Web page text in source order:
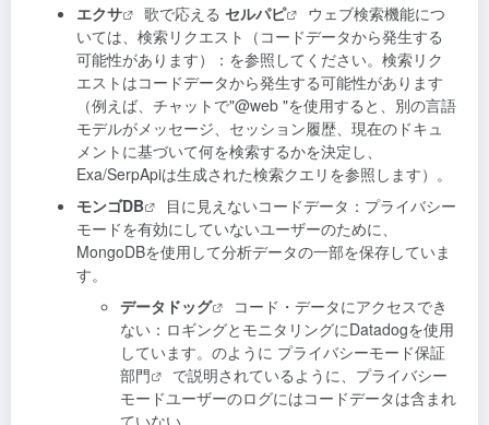
エクサ
歌で応える セルパピ
ウェブ検索機能につ
いては、検索リクエスト（コードデータから発生する
可能性があります）：を参照してください。検索リク
エストはコードデータから発生する可能性があります
（例えば、チャットで"@web "を使用すると、別の言語
モデルがメッセージ、セッション履歴、現在のドキュ
メントに基づいて何を検索するかを決定し、
Exa/SerpApiは生成された検索クエリを参照します）。
モンゴDB
目に見えないコードデータ：プライバシー
モードを有効にしていないユーザーのために、
MongoDBを使用して分析データの一部を保存していま
す。
データドッグ
コード・データにアクセスでき
ない：ロギングとモニタリングにDatadogを使用
しています。のように プライバシーモード保証
部門
で説明されているように、プライバシー
モードユーザーのログにはコードデータは含まれ
ていない。